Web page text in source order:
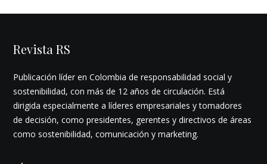
Revista RS
Publicación líder en Colombia de responsabilidad social y
sostenibilidad, con más de 12 años de circulación. Está
dirigida especialmente a líderes empresariales y tomadores
de decisión, como presidentes, gerentes y directivos de áreas
como sostenibilidad, comunicación y marketing.